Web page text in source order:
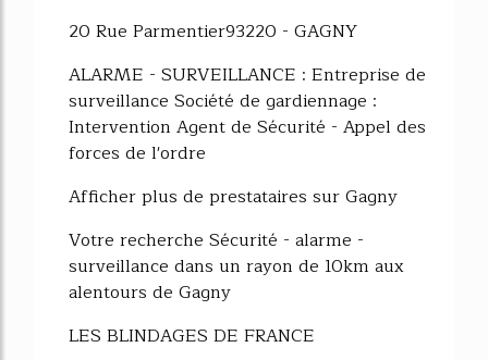
20 Rue Parmentier93220 - GAGNY
ALARME - SURVEILLANCE : Entreprise de
surveillance Société de gardiennage :
Intervention Agent de Sécurité - Appel des
forces de l'ordre
Afficher plus de prestataires sur Gagny
Votre recherche Sécurité - alarme -
surveillance dans un rayon de 10km aux
alentours de Gagny
LES BLINDAGES DE FRANCE